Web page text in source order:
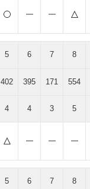
5 6 7 8
402 395 171 554
4 4 3 5
5 6 7 8